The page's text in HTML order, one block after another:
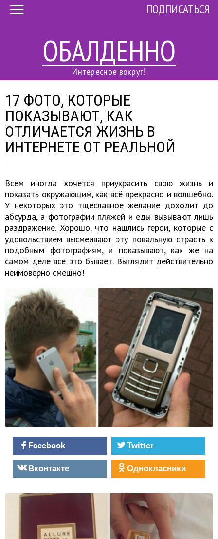
ОБАЛДЕННО
Интересное вокруг!
ПОДПИСАТЬСЯ
17 ФОТО, КОТОРЫЕ
ПОКАЗЫВАЮТ, КАК
ОТЛИЧАЕТСЯ ЖИЗНЬ В
ИНТЕРНЕТЕ ОТ РЕАЛЬНОЙ
Всем иногда хочется приукрасить свою жизнь и
показать окружающим, как всё прекрасно и волшебно.
У некоторых это тщеславное желание доходит до
абсурда, а фотографии пляжей и еды вызывают лишь
раздражение. Хорошо, что нашлись герои, которые с
удовольствием высмеивают эту повальную страсть к
подобным фотографиям, и показывают, как же на
самом деле всё это бывает. Выглядит действительно
неимоверно смешно!
Facebook
Twitter
Вконтакте
Однокласники